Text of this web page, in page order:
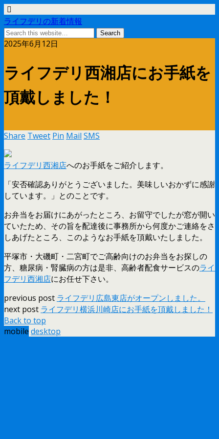
ライフデリの新着情報
2025年6月12日
ライフデリ西湘店にお手紙を
頂戴しました！
Share Tweet Pin Mail SMS
ライフデリ西湘店へのお手紙をご紹介します。
「安否確認ありがとうございました。美味しいおかずに感謝
しています。」とのことです。
お弁当をお届けにあがったところ、お留守でしたが窓が開い
ていたため、その旨を配達後に事務所から何度かご連絡をさ
しあげたところ、このようなお手紙を頂戴いたしました。
平塚市・大磯町・二宮町でご高齢向けのお弁当をお探しの
方、糖尿病・腎臓病の方は是非、高齢者配食サービスのライ
フデリ西湘店にお任せ下さい。
previous post ライフデリ広島東店がオープンしました。
next post ライフデリ横浜川崎店にお手紙を頂戴しました！
Back to top
mobile desktop